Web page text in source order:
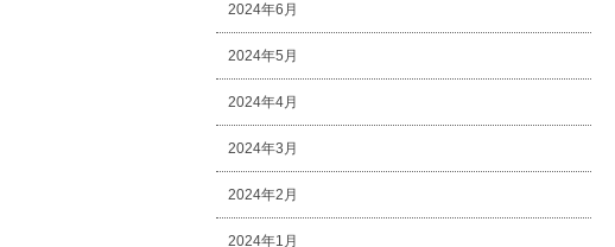
2024年6月
2024年5月
2024年4月
2024年3月
2024年2月
2024年1月